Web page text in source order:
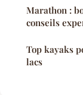
Marathon :
conseils
Top kayaks
lacs